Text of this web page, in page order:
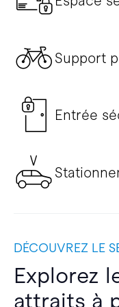
Support
Entrée
DÉCOUVREZ LE
Explorez
attraits à